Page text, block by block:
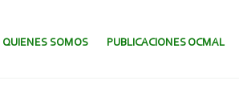
CONTENIDO.
QUIENES SOMOS PUBLICACIONES OCMAL